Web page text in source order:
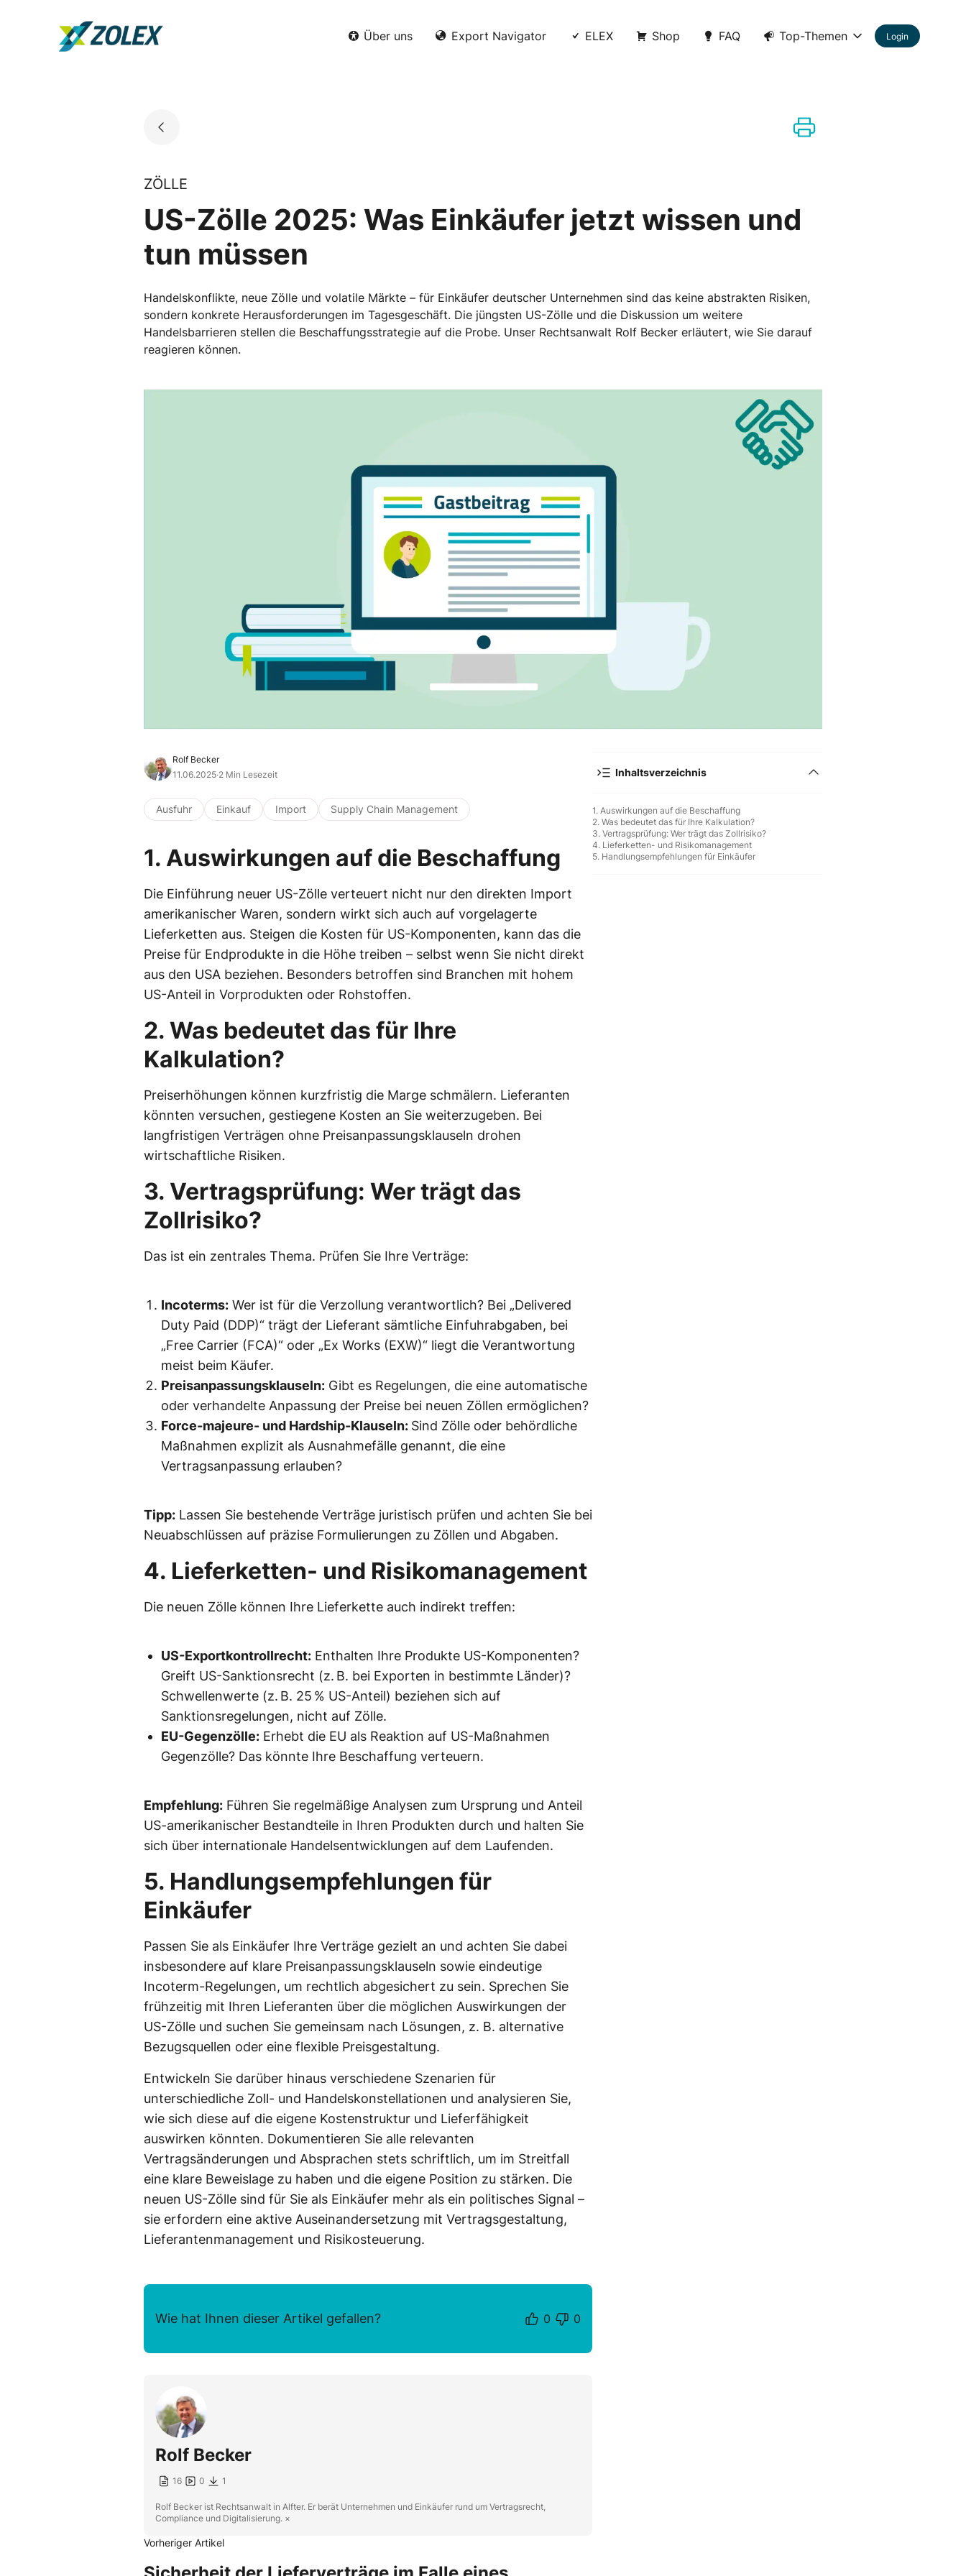
Go to landing page.
Über uns Export Navigator ELEX Shop FAQ Top-Themen Login
ZÖLLE
US-Zölle 2025: Was Einkäufer jetzt wissen und
tun müssen
Handelskonflikte, neue Zölle und volatile Märkte – für Einkäufer deutscher Unternehmen sind das keine abstrakten Risiken,
sondern konkrete Herausforderungen im Tagesgeschäft. Die jüngsten US-Zölle und die Diskussion um weitere
Handelsbarrieren stellen die Beschaffungsstrategie auf die Probe. Unser Rechtsanwalt Rolf Becker erläutert, wie Sie darauf
reagieren können.
Rolf Becker
11.06.2025·2 Min Lesezeit
Ausfuhr Einkauf Import Supply Chain Management
1. Auswirkungen auf die Beschaffung
Die Einführung neuer US-Zölle verteuert nicht nur den direkten Import
amerikanischer Waren, sondern wirkt sich auch auf vorgelagerte
Lieferketten aus. Steigen die Kosten für US-Komponenten, kann das die
Preise für Endprodukte in die Höhe treiben – selbst wenn Sie nicht direkt
aus den USA beziehen. Besonders betroffen sind Branchen mit hohem
US-Anteil in Vorprodukten oder Rohstoffen.
2. Was bedeutet das für Ihre
Kalkulation?
Preiserhöhungen können kurzfristig die Marge schmälern. Lieferanten
könnten versuchen, gestiegene Kosten an Sie weiterzugeben. Bei
langfristigen Verträgen ohne Preisanpassungsklauseln drohen
wirtschaftliche Risiken.
3. Vertragsprüfung: Wer trägt das
Zollrisiko?
Das ist ein zentrales Thema. Prüfen Sie Ihre Verträge:
Incoterms: Wer ist für die Verzollung verantwortlich? Bei „Delivered
Duty Paid (DDP)“ trägt der Lieferant sämtliche Einfuhrabgaben, bei
„Free Carrier (FCA)“ oder „Ex Works (EXW)“ liegt die Verantwortung
meist beim Käufer.
Preisanpassungsklauseln: Gibt es Regelungen, die eine automatische
oder verhandelte Anpassung der Preise bei neuen Zöllen ermöglichen?
Force-majeure- und Hardship-Klauseln: Sind Zölle oder behördliche
Maßnahmen explizit als Ausnahmefälle genannt, die eine
Vertragsanpassung erlauben?
Tipp: Lassen Sie bestehende Verträge juristisch prüfen und achten Sie bei
Neuabschlüssen auf präzise Formulierungen zu Zöllen und Abgaben.
4. Lieferketten- und Risikomanagement
Die neuen Zölle können Ihre Lieferkette auch indirekt treffen:
US-Exportkontrollrecht: Enthalten Ihre Produkte US-Komponenten?
Greift US-Sanktionsrecht (z. B. bei Exporten in bestimmte Länder)?
Schwellenwerte (z. B. 25 % US-Anteil) beziehen sich auf
Sanktionsregelungen, nicht auf Zölle.
EU-Gegenzölle: Erhebt die EU als Reaktion auf US-Maßnahmen
Gegenzölle? Das könnte Ihre Beschaffung verteuern.
Empfehlung: Führen Sie regelmäßige Analysen zum Ursprung und Anteil
US-amerikanischer Bestandteile in Ihren Produkten durch und halten Sie
sich über internationale Handelsentwicklungen auf dem Laufenden.
5. Handlungsempfehlungen für
Einkäufer
Passen Sie als Einkäufer Ihre Verträge gezielt an und achten Sie dabei
insbesondere auf klare Preisanpassungsklauseln sowie eindeutige
Incoterm-Regelungen, um rechtlich abgesichert zu sein. Sprechen Sie
frühzeitig mit Ihren Lieferanten über die möglichen Auswirkungen der
US-Zölle und suchen Sie gemeinsam nach Lösungen, z. B. alternative
Bezugsquellen oder eine flexible Preisgestaltung.
Entwickeln Sie darüber hinaus verschiedene Szenarien für
unterschiedliche Zoll- und Handelskonstellationen und analysieren Sie,
wie sich diese auf die eigene Kostenstruktur und Lieferfähigkeit
auswirken könnten. Dokumentieren Sie alle relevanten
Vertragsänderungen und Absprachen stets schriftlich, um im Streitfall
eine klare Beweislage zu haben und die eigene Position zu stärken. Die
neuen US-Zölle sind für Sie als Einkäufer mehr als ein politisches Signal –
sie erfordern eine aktive Auseinandersetzung mit Vertragsgestaltung,
Lieferantenmanagement und Risikosteuerung.
Wie hat Ihnen dieser Artikel gefallen? 0 0
Rolf Becker
16 0 1
Rolf Becker ist Rechtsanwalt in Alfter. Er berät Unternehmen und Einkäufer rund um Vertragsrecht,
Compliance und Digitalisierung. ×
Vorheriger Artikel
Inhaltsverzeichnis
1. Auswirkungen auf die Beschaffung
2. Was bedeutet das für Ihre Kalkulation?
3. Vertragsprüfung: Wer trägt das Zollrisiko?
4. Lieferketten- und Risikomanagement
5. Handlungsempfehlungen für Einkäufer